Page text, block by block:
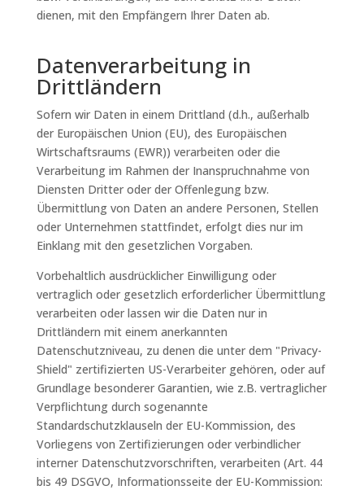
dienen, mit den Empfängern Ihrer Daten ab.
Datenverarbeitung in
Drittländern
Sofern wir Daten in einem Drittland (d.h., außerhalb
der Europäischen Union (EU), des Europäischen
Wirtschaftsraums (EWR)) verarbeiten oder die
Verarbeitung im Rahmen der Inanspruchnahme von
Diensten Dritter oder der Offenlegung bzw.
Übermittlung von Daten an andere Personen, Stellen
oder Unternehmen stattfindet, erfolgt dies nur im
Einklang mit den gesetzlichen Vorgaben.
Vorbehaltlich ausdrücklicher Einwilligung oder
vertraglich oder gesetzlich erforderlicher Übermittlung
verarbeiten oder lassen wir die Daten nur in
Drittländern mit einem anerkannten
Datenschutzniveau, zu denen die unter dem "Privacy-
Shield" zertifizierten US-Verarbeiter gehören, oder auf
Grundlage besonderer Garantien, wie z.B. vertraglicher
Verpflichtung durch sogenannte
Standardschutzklauseln der EU-Kommission, des
Vorliegens von Zertifizierungen oder verbindlicher
interner Datenschutzvorschriften, verarbeiten (Art. 44
bis 49 DSGVO, Informationsseite der EU-Kommission: